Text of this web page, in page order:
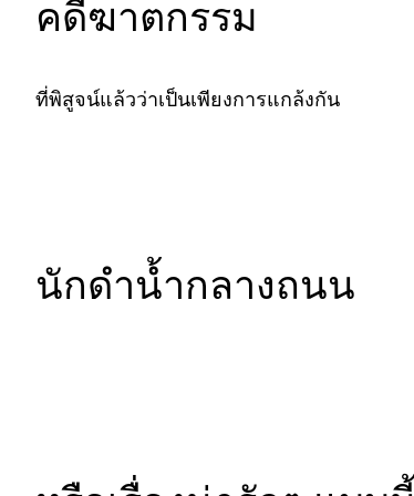
คดีฆาตกรรม
ที่พิสูจน์แล้วว่าเป็นเพียงการแกล้งกัน
นักดำน้ำกลางถนน